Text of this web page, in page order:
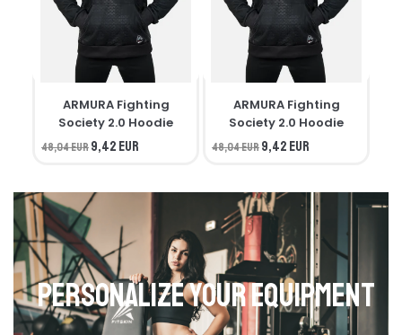
ARMURA Fighting
Society 2.0 Hoodie
48,04 EUR9,42 EUR
ARMURA Fighting
Society 2.0 Hoodie
48,04 EUR9,42 EUR
Personalize your equipment